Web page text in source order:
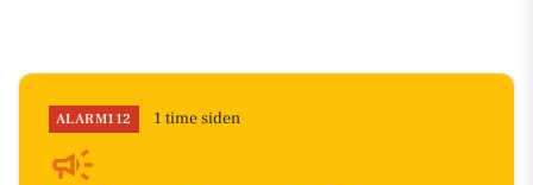
ALARM112 1 time siden